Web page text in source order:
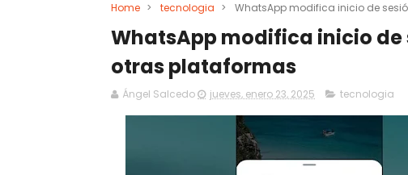
Home > tecnologia > WhatsApp modifica inicio de
WhatsApp modifica inicio
otras plataformas
Ángel Salcedo jueves, enero 23, 2025 tecnologia